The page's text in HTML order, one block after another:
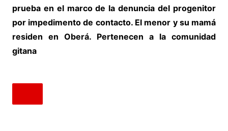
prueba en el marco de la denuncia del progenitor
por impedimento de contacto. El menor y su mamá
residen en Oberá. Pertenecen a la comunidad
gitana